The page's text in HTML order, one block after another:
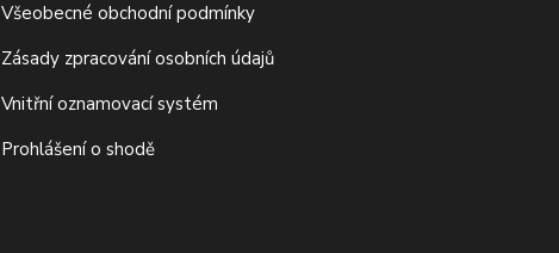
Všeobecné obchodní podmínky
Zásady zpracování osobních údajů
Vnitřní oznamovací systém
Prohlášení o shodě